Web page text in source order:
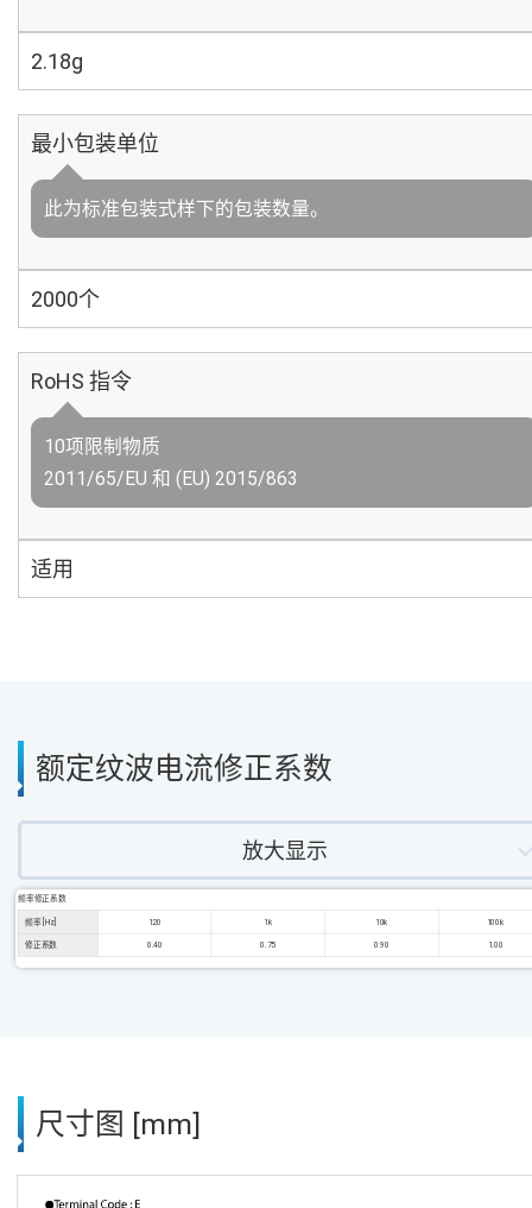
2.18g
最小包装单位
此为标准包装式样下的包装数量。
2000个
RoHS 指令
10项限制物质
2011/65/EU 和 (EU) 2015/863
适用
额定纹波电流修正系数
放大显示
频率修正系数
频率 [Hz] 120 1k 10k 100k
修正系数 0.40 0.75 0.90 1.00
尺寸图 [mm]